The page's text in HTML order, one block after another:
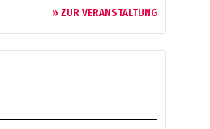
» ZUR VERANSTALTUNG